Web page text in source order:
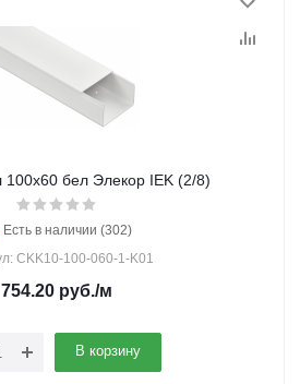
100х60 бел Элекор IEK (2/8)
Есть в наличии (302)
CKK10-100-060-1-K01
754.20 руб./м
В корзину